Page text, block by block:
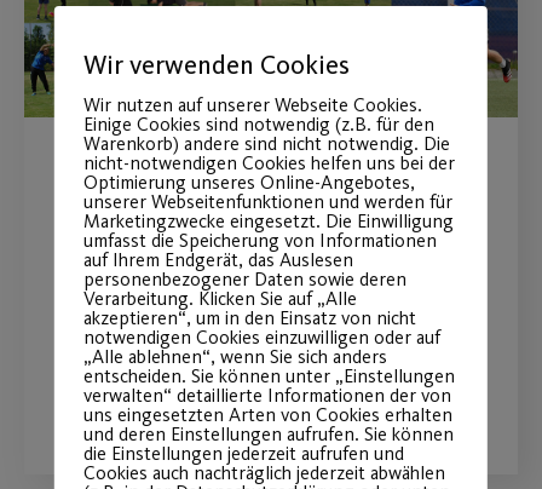
Wiederaufnahme des
Outdoor-Sportbetriebs
Endlich geht es wieder los mit
Outdoor-Sport!
WEITERLESEN
Wir verwenden Cookies
Wir nutzen auf unserer Webseite Cookies.
Einige Cookies sind notwendig (z.B. für den
Warenkorb) andere sind nicht notwendig. Die
nicht-notwendigen Cookies helfen uns bei der
Optimierung unseres Online-Angebotes,
unserer Webseitenfunktionen und werden für
Marketingzwecke eingesetzt. Die Einwilligung
umfasst die Speicherung von Informationen
auf Ihrem Endgerät, das Auslesen
personenbezogener Daten sowie deren
Verarbeitung. Klicken Sie auf „Alle
akzeptieren“, um in den Einsatz von nicht
notwendigen Cookies einzuwilligen oder auf
„Alle ablehnen“, wenn Sie sich anders
entscheiden. Sie können unter „Einstellungen
verwalten“ detaillierte Informationen der von
uns eingesetzten Arten von Cookies erhalten
und deren Einstellungen aufrufen. Sie können
die Einstellungen jederzeit aufrufen und
Cookies auch nachträglich jederzeit abwählen